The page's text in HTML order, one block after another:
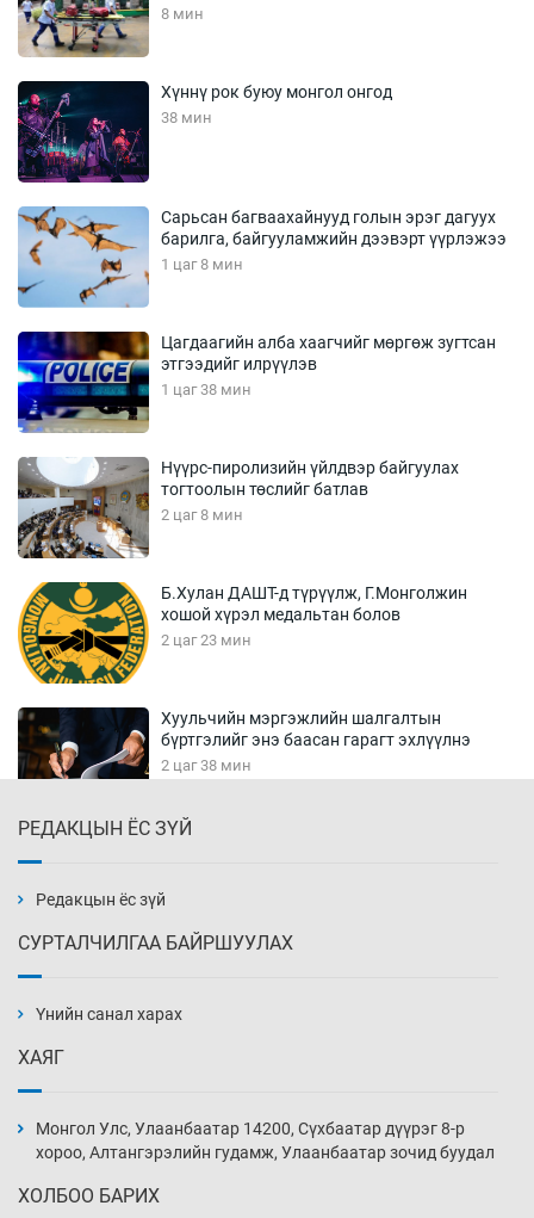
8 мин
Хүннү рок буюу монгол онгод
38 мин
Сарьсан багваахайнууд голын эрэг дагуух
барилга, байгууламжийн дээвэрт үүрлэжээ
1 цаг 8 мин
Цагдаагийн алба хаагчийг мөргөж зугтсан
этгээдийг илрүүлэв
1 цаг 38 мин
Нүүрс-пиролизийн үйлдвэр байгуулах
тогтоолын төслийг батлав
2 цаг 8 мин
Б.Хулан ДАШТ-д түрүүлж, Г.Монголжин
хошой хүрэл медальтан болов
2 цаг 23 мин
Хуульчийн мэргэжлийн шалгалтын
бүртгэлийг энэ баасан гарагт эхлүүлнэ
2 цаг 38 мин
3 цаг 8 мин
3 цаг 38 мин
вий
4 цаг 8 мин
РЕДАКЦЫН ЁС ЗҮЙ
Редакцын ёс зүй
СУРТАЛЧИЛГАА БАЙРШУУЛАХ
Үнийн санал харах
ХАЯГ
Монгол Улс, Улаанбаатар 14200, Сүхбаатар дүүрэг 8-р
хороо, Алтангэрэлийн гудамж, Улаанбаатар зочид буудал
ХОЛБОО БАРИХ